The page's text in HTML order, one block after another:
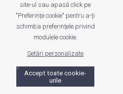
Despre noi Publicitate
Privacy
Dragomirescu. Temă WordPress:
ShortPixel
site-ul sau apasă click pe
"Preferințe cookie" pentru a-ţi
schimba preferinţele privind
modulele cookie.
Setări personalizate
Accept toate cookie-
urile